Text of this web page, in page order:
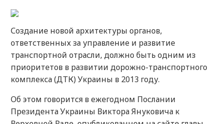
Создание новой архитектуры органов,
ответственных за управление и развитие
транспортной отрасли, должно быть одним из
приоритетов в развитии дорожно-транспортного
комплекса (ДТК) Украины в 2013 году.
Об этом говорится в ежегодном Послании
Президента Украины Виктора Януковича к